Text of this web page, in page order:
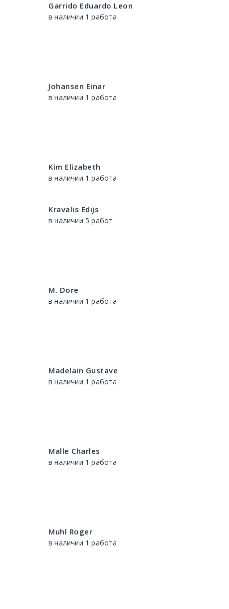
Garrido Eduardo Leon
в наличии 1 работа
Johansen Einar
в наличии 1 работа
Kim Elizabeth
в наличии 1 работа
Kravalis Edijs
в наличии 5 работ
M. Dore
в наличии 1 работа
Madelain Gustave
в наличии 1 работа
Malle Charles
в наличии 1 работа
Muhl Roger
в наличии 1 работа